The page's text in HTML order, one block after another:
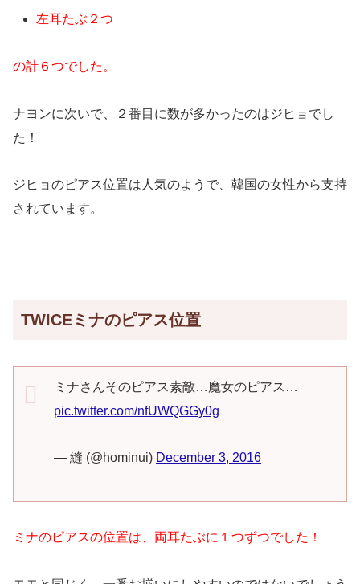
左耳たぶ２つ
の計６つでした。
ナヨンに次いで、２番目に数が多かったのはジヒョでし
た！
ジヒョのピアス位置は人気のようで、韓国の女性から支持
されています。
TWICEミナのピアス位置
ミナさんそのピアス素敵…魔女のピアス…
pic.twitter.com/nfUWQGGy0g
— 縫 (@hominui) December 3, 2016
ミナのピアスの位置は、両耳たぶに１つずつでした！